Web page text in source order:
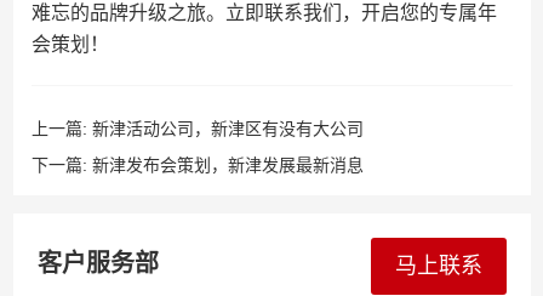
难忘的品牌升级之旅。立即联系我们，开启您的专属年
会策划！
上一篇: 新津活动公司，新津区有没有大公司
下一篇: 新津发布会策划，新津发展最新消息
客户服务部 马上联系